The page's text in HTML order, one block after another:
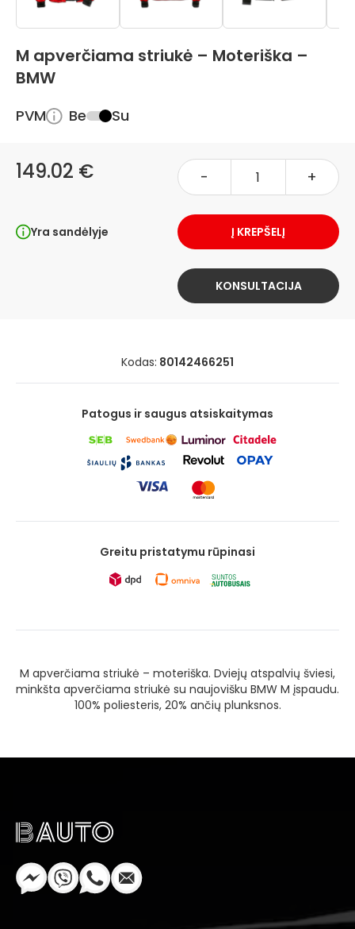
M apverčiama striukė – Moteriška –
BMW
PVM Be Su
149.02 € - +
Yra sandėlyje Į KREPŠELĮ
KONSULTACIJA
Kodas: 80142466251
Patogus ir saugus atsiskaitymas
Greitu pristatymu rūpinasi
M apverčiama striukė – moteriška. Dviejų atspalvių šviesi,
minkšta apverčiama striukė su naujovišku BMW M įspaudu.
100% poliesteris, 20% ančių plunksnos.